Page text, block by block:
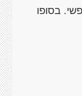
בסופו